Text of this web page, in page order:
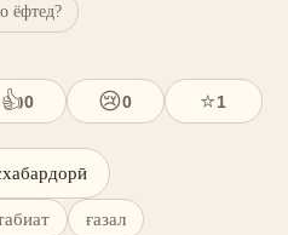
ёфтед?
👍0 😢0 ⭐1
ғазал